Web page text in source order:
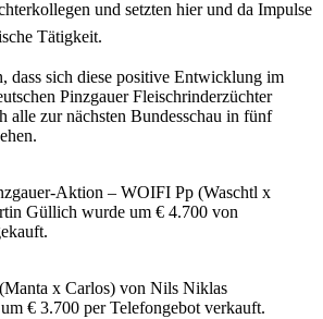
und setzten hier und da Impulse
Tätigkeit.
dass sich diese positive Entwicklung im
Pinzgauer Fleischrinderzüchter
alle zur nächsten Bundesschau in fünf
Aktion – WOIFI Pp (Waschtl x
Güllich wurde um € 4.700 von
x Carlos) von Nils Niklas
€ 3.700 per Telefongebot verkauft.